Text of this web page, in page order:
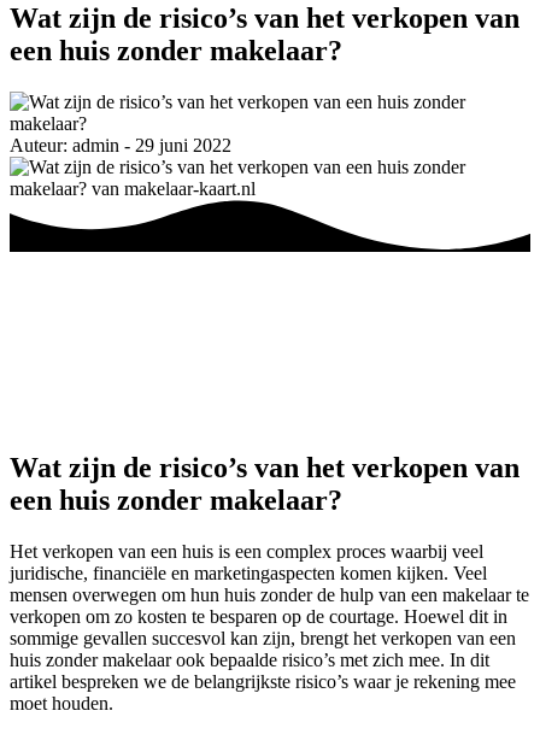
Wat zijn de risico’s van het verkopen van
een huis zonder makelaar?
Auteur: admin - 29 juni 2022
Wat zijn de risico’s van het verkopen van
een huis zonder makelaar?
Het verkopen van een huis is een complex proces waarbij veel
juridische, financiële en marketingaspecten komen kijken. Veel
mensen overwegen om hun huis zonder de hulp van een makelaar te
verkopen om zo kosten te besparen op de courtage. Hoewel dit in
sommige gevallen succesvol kan zijn, brengt het verkopen van een
huis zonder makelaar ook bepaalde risico’s met zich mee. In dit
artikel bespreken we de belangrijkste risico’s waar je rekening mee
moet houden.